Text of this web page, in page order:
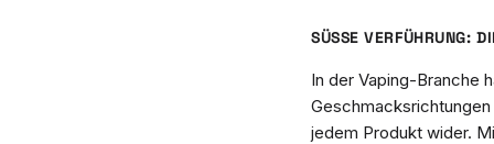
SÜSSE VERFÜHRUNG:
In der Vaping-Branche
jedem Produkt wider.